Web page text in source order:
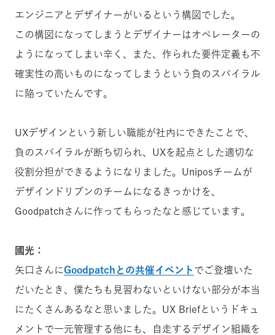
エンジニアとデザイナーがいるという構図でした。
この構図になってしまうとデザイナーはオペレーターの
ようになってしまい辛く、また、作られた要件定義も不
確実性の高いものになってしまうという負のスパイラル
に陥っていたんです。
UXデザインという新しい職能が社内にできたことで、
負のスパイラルが断ち切られ、UXを起点とした適切な
役割分担ができるようになりました。Uniposチームが
デザインドリブンのチームになるきっかけを、
Goodpatchさんに作ってもらったなと感じています。
國光：
矢口さんにGoodpatchとの共催イベント でご登壇いた
だいたとき、僕たちも見習わないといけない部分が本当
にたくさんあるなと思いました。UX Briefというドキュ
メントで一元管理する他にも、自走するデザイン組織を